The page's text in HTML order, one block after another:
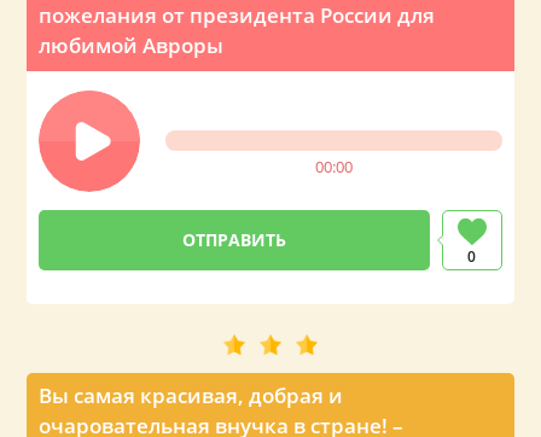
пожелания от президента России для
любимой Авроры
00:00
0
Вы самая красивая, добрая и
очаровательная внучка в стране! –